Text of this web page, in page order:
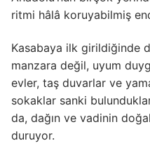
ritmi hâlâ koruyabilmiş
Kasabaya ilk girildiğinde
manzara değil, uyum
evler, taş duvarlar ve
sokaklar sanki
da, dağın ve vadinin
duruyor.